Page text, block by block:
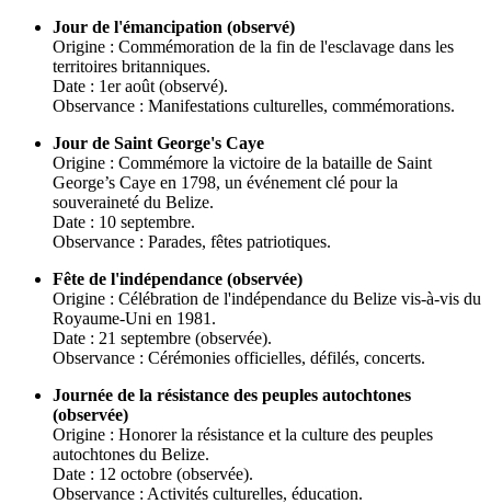
Jour de l'émancipation (observé)
Origine : Commémoration de la fin de l'esclavage dans les
territoires britanniques.
Date : 1er août (observé).
Observance : Manifestations culturelles, commémorations.
Jour de Saint George's Caye
Origine : Commémore la victoire de la bataille de Saint
George’s Caye en 1798, un événement clé pour la
souveraineté du Belize.
Date : 10 septembre.
Observance : Parades, fêtes patriotiques.
Fête de l'indépendance (observée)
Origine : Célébration de l'indépendance du Belize vis-à-vis du
Royaume-Uni en 1981.
Date : 21 septembre (observée).
Observance : Cérémonies officielles, défilés, concerts.
Journée de la résistance des peuples autochtones
(observée)
Origine : Honorer la résistance et la culture des peuples
autochtones du Belize.
Date : 12 octobre (observée).
Observance : Activités culturelles, éducation.